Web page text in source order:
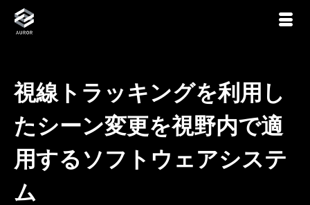
視線トラッキングを利用し
たシーン変更を視野内で適
用するソフトウェアシステ
ム